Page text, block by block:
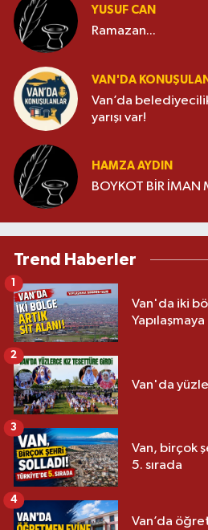
YUSUF CAN
Ramazan...
VAN'DA
Van’da
yarışı var!
HAMZA AYDIN
BOYKOT BİR İMAN
Trend Haberler
Van'da iki
1
Van'da
2
Van, birçok
5. sırada
3
Van’da
4